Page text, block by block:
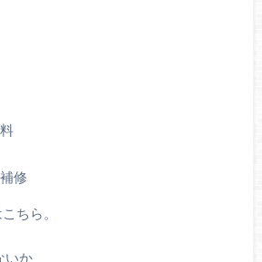
修
ちら。
いか